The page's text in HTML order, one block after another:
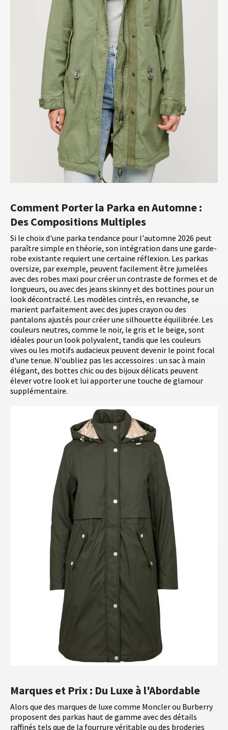
Comment Porter la Parka en Automne :
Des Compositions Multiples
Si le choix d'une parka tendance pour l'automne 2026 peut
paraître simple en théorie, son intégration dans une garde-
robe existante requiert une certaine réflexion. Les parkas
oversize, par exemple, peuvent facilement être jumelées
avec des robes maxi pour créer un contraste de formes et de
longueurs, ou avec des jeans skinny et des bottines pour un
look décontracté. Les modèles cintrés, en revanche, se
marient parfaitement avec des jupes crayon ou des
pantalons ajustés pour créer une silhouette équilibrée. Les
couleurs neutres, comme le noir, le gris et le beige, sont
idéales pour un look polyvalent, tandis que les couleurs
vives ou les motifs audacieux peuvent devenir le point focal
d'une tenue. N'oubliez pas les accessoires : un sac à main
élégant, des bottes chic ou des bijoux délicats peuvent
élever votre look et lui apporter une touche de glamour
supplémentaire.
Marques et Prix : Du Luxe à l'Abordable
Alors que des marques de luxe comme Moncler ou Burberry
proposent des parkas haut de gamme avec des détails
raffinés tels que de la fourrure véritable ou des broderies